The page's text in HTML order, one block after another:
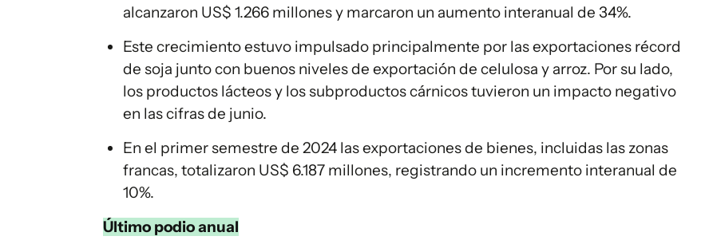
alcanzaron US$ 1.266 millones y marcaron un aumento interanual de 34%.
Este crecimiento estuvo impulsado principalmente por las exportaciones récord
de soja junto con buenos niveles de exportación de celulosa y arroz. Por su lado,
los productos lácteos y los subproductos cárnicos tuvieron un impacto negativo
en las cifras de junio.
En el primer semestre de 2024 las exportaciones de bienes, incluidas las zonas
francas, totalizaron US$ 6.187 millones, registrando un incremento interanual de
10%.
Último podio anual